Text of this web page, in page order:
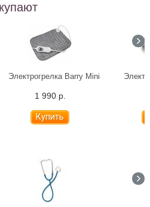
Электрогрелка Barry Mini
1 990 р.